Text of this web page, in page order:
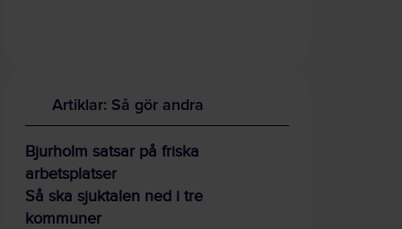
Artiklar: Så gör andra
Bjurholm satsar på friska
arbetsplatser
Så ska sjuktalen ned i tre
kommuner